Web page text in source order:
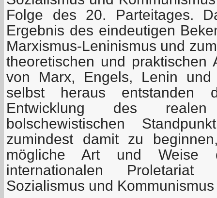
Folge des 20. Parteitages.
Ergebnis des eindeutigen
Marxismus-Leninismus und
theoretischen und praktischen
von Marx, Engels, Lenin
selbst heraus entstanden
Entwicklung des
bolschewistischen
zumindest damit zu
mögliche Art und Weise
internationalen
Sozialismus und